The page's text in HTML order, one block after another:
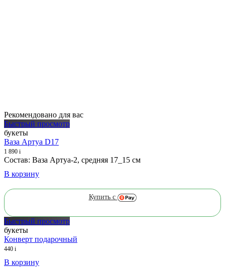
Рекомендовано для вас
Быстрый просмотр
букеты
Ваза Артуа D17
1 890 i
Состав: Ваза Артуа-2, средняя 17_15 см
В корзину
Купить с
Быстрый просмотр
букеты
Конверт подарочный
440 i
В корзину